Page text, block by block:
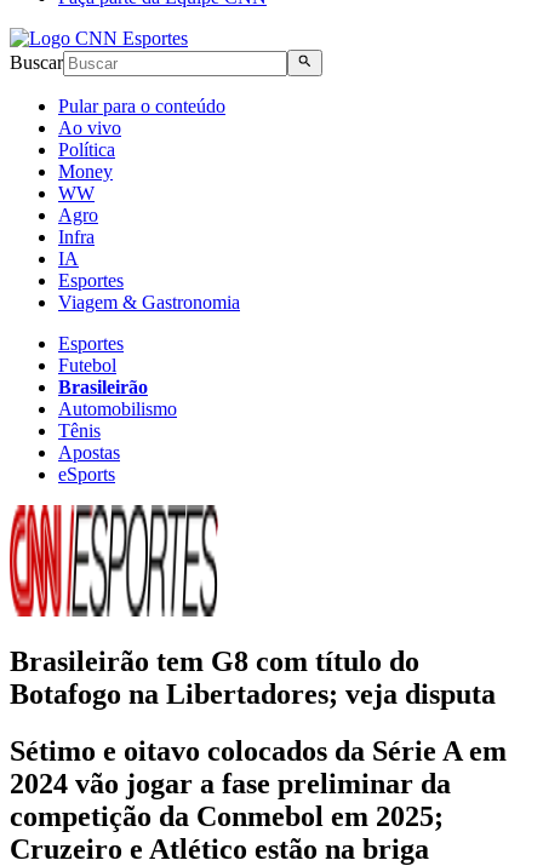
Buscar
Pular para o conteúdo
Ao vivo
Política
Money
WW
Agro
Infra
IA
Esportes
Viagem & Gastronomia
Esportes
Futebol
Brasileirão
Automobilismo
Tênis
Apostas
eSports
Brasileirão tem G8 com título do
Botafogo na Libertadores; veja disputa
Sétimo e oitavo colocados da Série A em
2024 vão jogar a fase preliminar da
competição da Conmebol em 2025;
Cruzeiro e Atlético estão na briga